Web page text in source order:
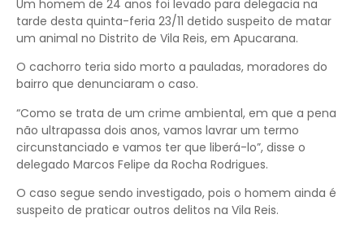
Um homem de 24 anos foi levado para delegacia na
tarde desta quinta-feria 23/11 detido suspeito de matar
um animal no Distrito de Vila Reis, em Apucarana.
O cachorro teria sido morto a pauladas, moradores do
bairro que denunciaram o caso.
“Como se trata de um crime ambiental, em que a pena
não ultrapassa dois anos, vamos lavrar um termo
circunstanciado e vamos ter que liberá-lo”, disse o
delegado Marcos Felipe da Rocha Rodrigues.
O caso segue sendo investigado, pois o homem ainda é
suspeito de praticar outros delitos na Vila Reis.